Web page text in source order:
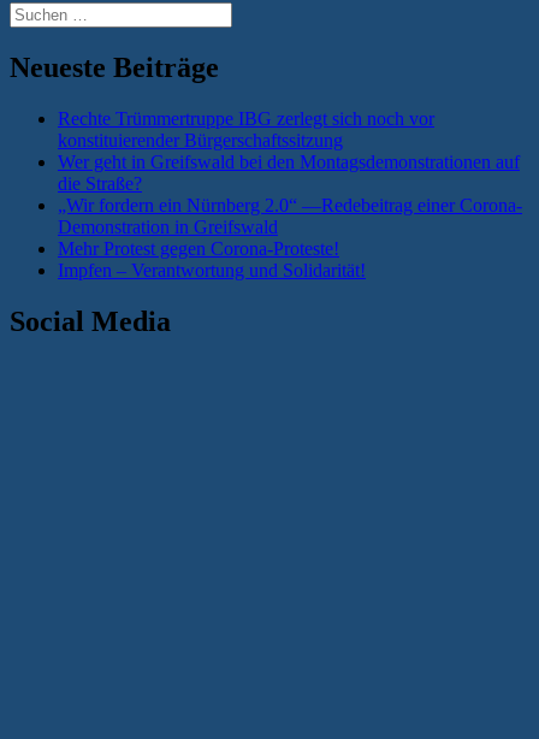
Suchen
nach:
Neueste Beiträge
Rechte Trümmertruppe IBG zerlegt sich noch vor
konstituierender Bürgerschaftssitzung
Wer geht in Greifswald bei den Montagsdemonstrationen auf
die Straße?
„Wir fordern ein Nürnberg 2.0“ —Redebeitrag einer Corona-
Demonstration in Greifswald
Mehr Protest gegen Corona-Proteste!
Impfen – Verantwortung und Solidarität!
Social Media